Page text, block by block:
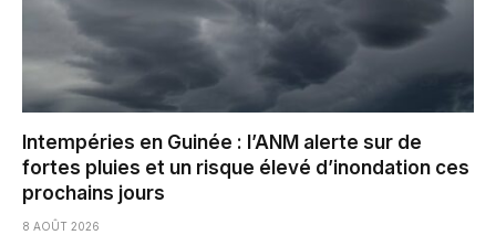
Intempéries en Guinée : l’ANM alerte sur de
fortes pluies et un risque élevé d’inondation ces
prochains jours
8 AOÛT 2026